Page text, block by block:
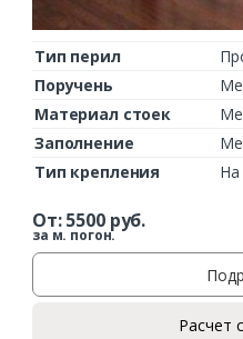
Тип перил
Поручень
Материал стоек
Заполнение
Тип крепления
На
От:5500руб.
за м. погон.
Расчет